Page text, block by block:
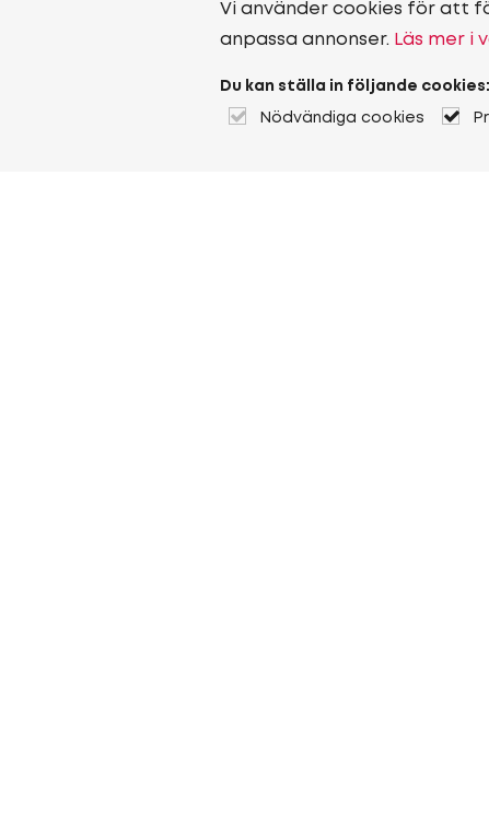
Vi använder cookies för att
anpassa annonser. Läs mer i
Du kan ställa in följande cookies:
Nödvändiga cookies